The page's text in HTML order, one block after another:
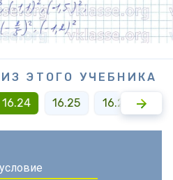
ЭТОГО УЧЕБНИКА
16.24 16.25 16.26